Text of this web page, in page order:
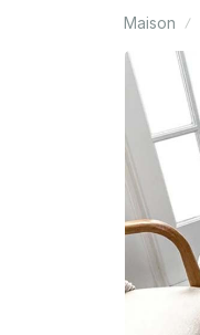
Maison